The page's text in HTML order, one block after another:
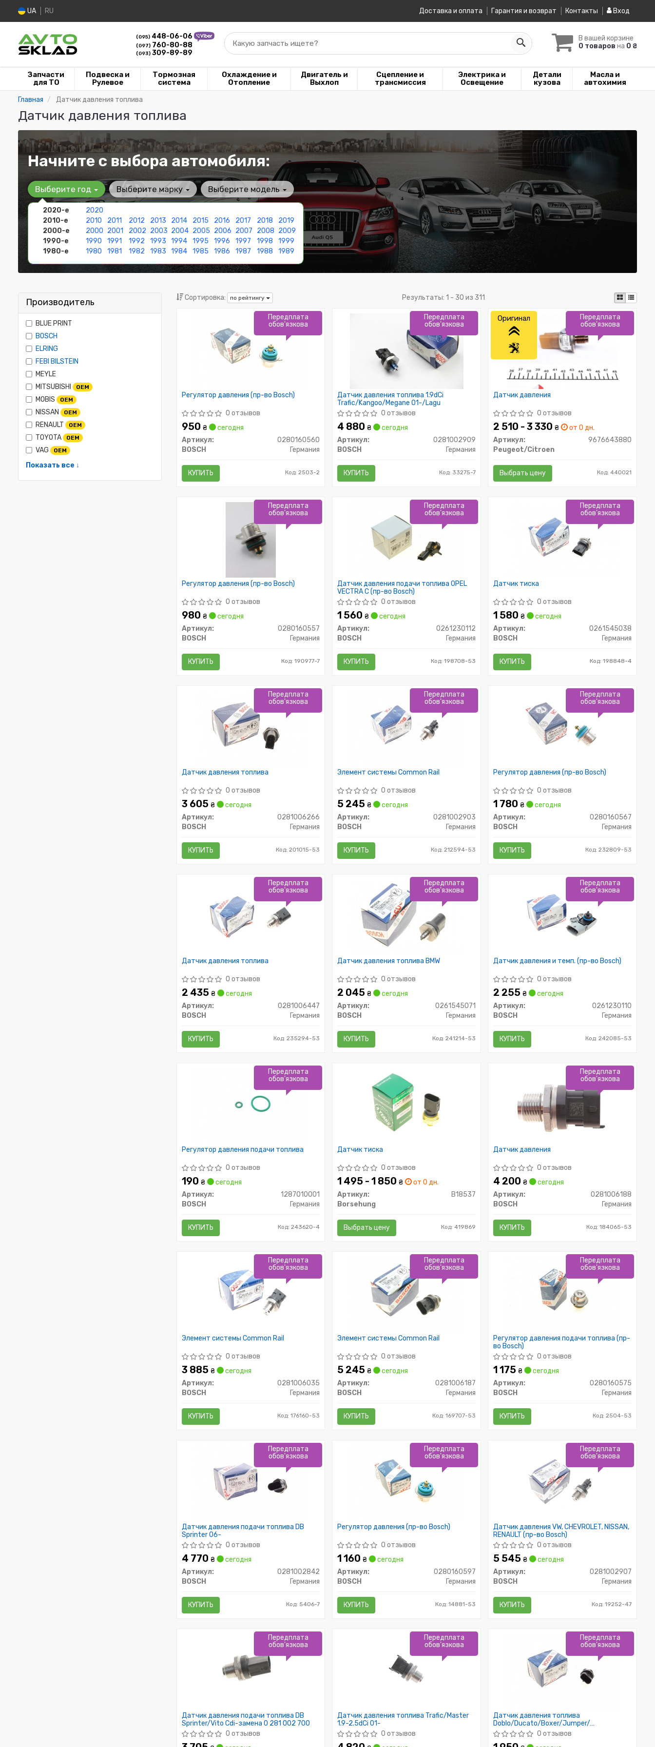
UA RU Доставка и оплата Гарантия и возврат Контакты Вход
(095) 448-06-06
(097) 760-80-88
(093) 309-89-89
В вашей корзине
0 товаров на 0 ₴
Какую запчасть ищете?
Запчасти
для ТО
Подвеска и
Рулевое
Тормозная
система
Охлаждение и
Отопление
Двигатель и
Выхлоп
Сцепление и
трансмиссия
Электрика и
Освещение
Детали
кузова
Масла и
автохимия
Главная Датчик давления топлива
Датчик давления топлива
Начните с выбора автомобиля:
Выберите год
2020-е
2020
2010-е
2010 2011 2012 2013 2014 2015 2016 2017 2018
2019
2000-е
2000 2001 2002 2003 2004 2005 2006 2007 2008 2009
1990-е
1990 1991 1992 1993 1994 1995 1996 1997 1998
1999
1980-е
1980 1981 1982 1983 1984 1985 1986 1987 1988 1989
Выберите марку Выберите модель
Производитель
BLUE PRINT
BOSCH
ELRING
FEBI BILSTEIN
MEYLE
MITSUBISHI
OEM
MOBIS OEM
NISSAN OEM
RENAULT OEM
TOYOTA OEM
VAG OEM
Показать все ↓
Сортировка: по рейтингу Результаты: 1 - 30 из 311
Регулятор давления (пр-во Bosch)
0 отзывов
950 ₴
сегодня
Артикул:
0280160560
BOSCH
Германия
КУПИТЬ Код: 2503-2
Передплата
обов'язкова
Датчик давления топлива 1.9dCi
Trafic/Kangoo/Megane 01-/Lagu
0 отзывов
4 880₴
сегодня
Артикул:
0281002909
BOSCH
Германия
КУПИТЬ Код: 33275-7
Передплата
обов'язкова
Датчик давления
0 отзывов
2 510 - 3 330₴
от 0 дн.
Артикул:
9676643880
Peugeot/Citroen
Выбрать цену Код: 440021
Передплата
обов'язкова
Оригинал
Регулятор давления (пр-во Bosch)
0 отзывов
980 ₴
сегодня
Артикул:
0280160557
BOSCH
Германия
КУПИТЬ Код: 190977-7
Передплата
обов'язкова
Датчик давления подачи топлива OPEL
VECTRA C (пр-во Bosch)
0 отзывов
1 560₴
сегодня
Артикул:
0261230112
BOSCH
Германия
КУПИТЬ Код: 198708-53
Передплата
обов'язкова
Датчик тиска
0 отзывов
1 580₴
сегодня
Артикул:
0261545038
BOSCH
Германия
КУПИТЬ Код: 198848-4
Передплата
обов'язкова
Датчик давления топлива
0 отзывов
3 605 ₴
сегодня
Артикул:
0281006266
BOSCH
Германия
КУПИТЬ Код: 201015-53
Передплата
обов'язкова
Элемент системы Common Rail
0 отзывов
5 245₴
сегодня
Артикул:
0281002903
BOSCH
Германия
КУПИТЬ Код: 212594-53
Передплата
обов'язкова
Регулятор давления (пр-во Bosch)
0 отзывов
1 780₴
сегодня
Артикул:
0280160567
BOSCH
Германия
КУПИТЬ Код: 232809-53
Передплата
обов'язкова
Датчик давления топлива
0 отзывов
2 435 ₴
сегодня
Артикул:
0281006447
BOSCH
Германия
КУПИТЬ Код: 235294-53
Передплата
обов'язкова
Датчик давления топлива BMW
0 отзывов
2 045₴
сегодня
Артикул:
0261545071
BOSCH
Германия
КУПИТЬ Код: 241214-53
Передплата
обов'язкова
Датчик давления и темп. (пр-во Bosch)
0 отзывов
2 255₴
сегодня
Артикул:
0261230110
BOSCH
Германия
КУПИТЬ Код: 242085-53
Передплата
обов'язкова
Регулятор давления подачи топлива
0 отзывов
190 ₴
сегодня
Артикул:
1287010001
BOSCH
Германия
КУПИТЬ Код: 243620-4
Передплата
обов'язкова
Датчик тиска
0 отзывов
1 495 - 1 850₴
от 0 дн.
Артикул:
B18537
Borsehung
Выбрать цену Код: 419869
Датчик давления
0 отзывов
4 200₴
сегодня
Артикул:
0281006188
BOSCH
Германия
КУПИТЬ Код: 184065-53
Передплата
обов'язкова
Элемент системы Common Rail
0 отзывов
3 885 ₴
сегодня
Артикул:
0281006035
BOSCH
Германия
КУПИТЬ Код: 176160-53
Передплата
обов'язкова
Элемент системы Common Rail
0 отзывов
5 245₴
сегодня
Артикул:
0281006187
BOSCH
Германия
КУПИТЬ Код: 169707-53
Передплата
обов'язкова
Регулятор давления подачи топлива (пр-
во Bosch)
0 отзывов
1 175₴
сегодня
Артикул:
0280160575
BOSCH
Германия
КУПИТЬ Код: 2504-53
Передплата
обов'язкова
Датчик давления подачи топлива DB
Sprinter 06-
0 отзывов
4 770 ₴
сегодня
Артикул:
0281002842
BOSCH
Германия
КУПИТЬ Код: 5406-7
Передплата
обов'язкова
Регулятор давления (пр-во Bosch)
0 отзывов
1 160₴
сегодня
Артикул:
0280160597
BOSCH
Германия
КУПИТЬ Код: 14881-53
Передплата
обов'язкова
Датчик давления VW, CHEVROLET, NISSAN,
RENAULT (пр-во Bosch)
0 отзывов
5 545₴
сегодня
Артикул:
0281002907
BOSCH
Германия
КУПИТЬ Код: 19252-47
Передплата
обов'язкова
Датчик давления подачи топлива DB
Sprinter/Vito Cdi-замена 0 281 002 700
0 отзывов
Передплата
обов'язкова
Датчик давления топлива Trafic/Master
1.9-2.5dCi 01-
0 отзывов
Передплата
обов'язкова
Датчик давления топлива
Doblo/Ducato/Boxer/Jumper/
Combo/Qubo 1.3/1.6/2.0/3.0
D/HDI/CDTI/Multijet
0 отзывов
Передплата
обов'язкова